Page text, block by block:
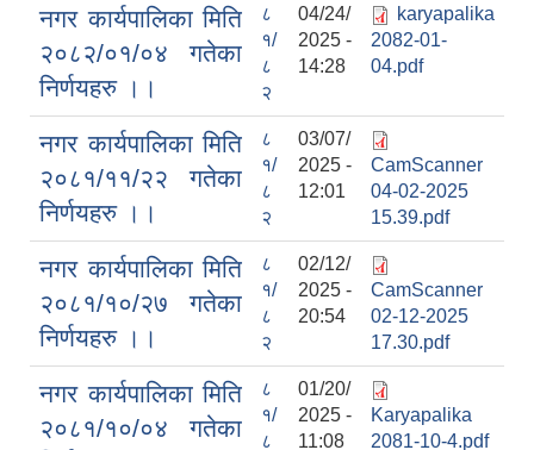
नगर कार्यपालिका मिति
२०८२/०१/०४ गतेका
निर्णयहरु ।।
८
१/
८
२
04/24/
2025 -
14:28
karyapalika
2082-01-
04.pdf
नगर कार्यपालिका मिति
२०८१/११/२२ गतेका
निर्णयहरु ।।
८
१/
८
२
03/07/
2025 -
12:01
CamScanner
04-02-2025
15.39.pdf
नगर कार्यपालिका मिति
२०८१/१०/२७ गतेका
निर्णयहरु ।।
८
१/
८
२
02/12/
2025 -
20:54
CamScanner
02-12-2025
17.30.pdf
नगर कार्यपालिका मिति
२०८१/१०/०४ गतेका
८
१/
८
01/20/
2025 -
11:08
Karyapalika
2081-10-4.pdf